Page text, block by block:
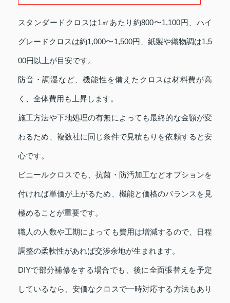
スタンダードクロスは1㎡あたり約800〜1,100円、ハイ
グレードクロスは約1,000〜1,500円、紙製や織物調は1,5
00円以上が目安です。
防音・調湿など、機能性を備えたクロスは材料費が高
く、全体費用も上昇します。
施工方法や下地処理の有無によっても最終的な金額が変
わるため、複数社に同じ条件で見積もりを依頼すると安
心です。
ビニールクロスでも、抗菌・防汚加工などオプションを
付ければ単価が上がるため、機能と価格のバランスを見
極めることが重要です。
職人の人数や工期によっても費用は増減するので、日程
調整の柔軟性があれば交渉余地が生まれます。
DIYで部分補修をする場合でも、後に全面張替えを予定
しているなら、安価なクロスで一時対応する方法もあり